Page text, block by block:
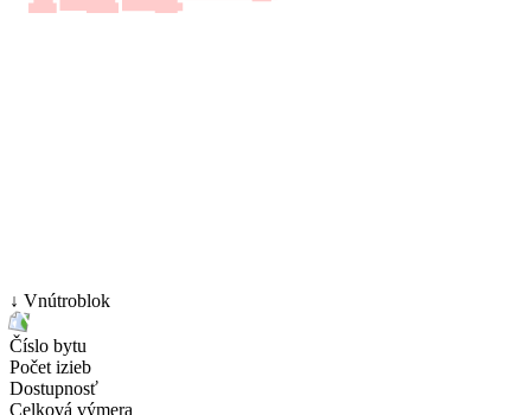
↓ Vnútroblok
Číslo bytu
Počet izieb
Dostupnosť
Celková výmera